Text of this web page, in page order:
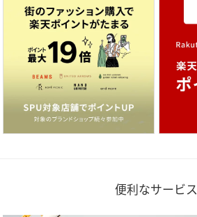
便利なサービス